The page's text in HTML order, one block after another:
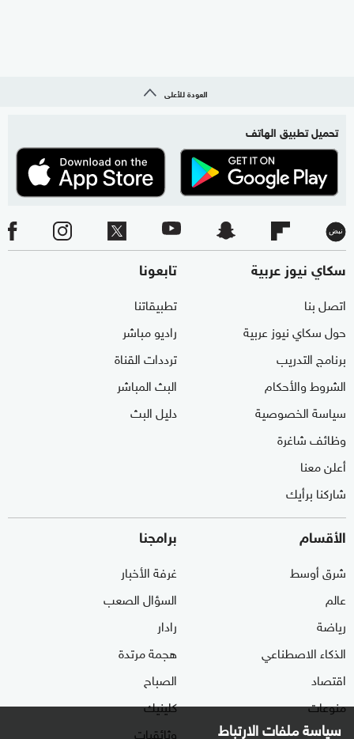
سياسة ملفات الارتباط
العودة للأعلى
تحميل تطبيق الهاتف
سكاي نيوز عربية
اتصل بنا
حول سكاي نيوز عربية
برنامج التدريب
الشروط والأحكام
سياسة الخصوصية
وظائف شاغرة
أعلن معنا
شاركنا برأيك
تابعونا
تطبيقاتنا
راديو مباشر
ترددات القناة
البث المباشر
دليل البث
الأقسام
شرق أوسط
عالم
رياضة
الذكاء الاصطناعي
اقتصاد
منوعات
برامجنا
غرفة الأخبار
السؤال الصعب
رادار
هجمة مرتدة
الصباح
كلينيك
وثائقيات